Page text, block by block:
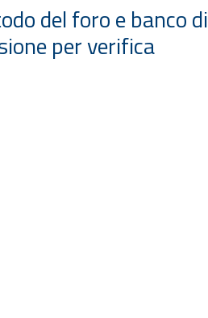
del foro e banco di
per verifica